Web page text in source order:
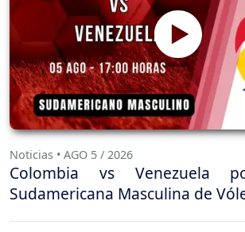
Noticias • AGO 5 / 2026
Colombia vs Venezuela
Sudamericana Masculina de